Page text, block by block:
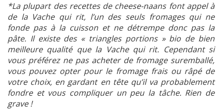
*La plupart des recettes de cheese-naans font appel à
de la Vache qui rit, l’un des seuls fromages qui ne
fonde pas à la cuisson et ne détrempe donc pas la
pâte. Il existe des « triangles portions » bio de bien
meilleure qualité que la Vache qui rit. Cependant si
vous préférez ne pas acheter de fromage suremballé,
vous pouvez opter pour le fromage frais ou râpé de
votre choix, en gardant en tête qu’il va probablement
fondre et vous compliquer un peu la tâche. Rien de
grave !